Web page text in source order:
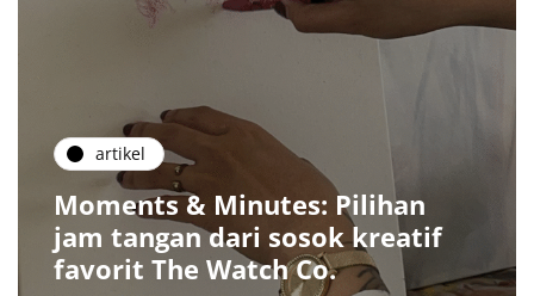
artikel
Moments & Minutes: Pilihan
jam tangan dari sosok kreatif
favorit The Watch Co.